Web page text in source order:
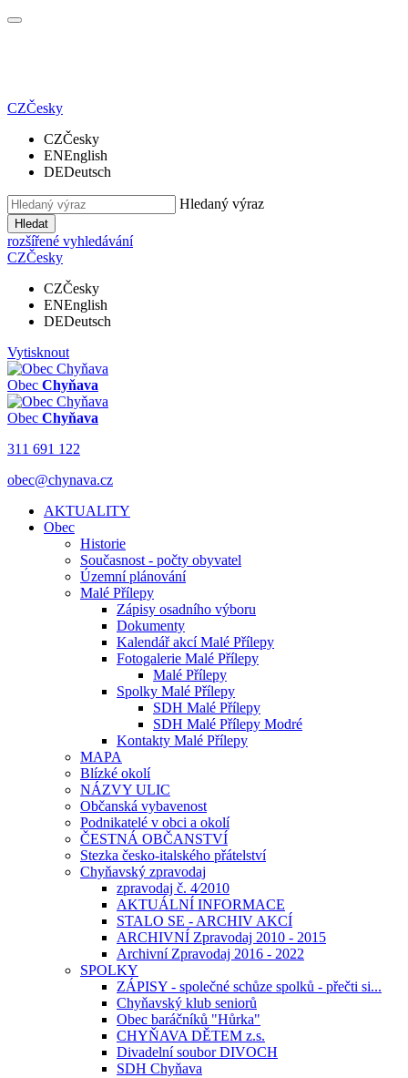
CZČesky
CZČesky
ENEnglish
DEDeutsch
Hledaný výraz
Hledat
rozšířené vyhledávání
CZČesky
CZČesky
ENEnglish
DEDeutsch
Vytisknout
Obec Chyňava
Obec Chyňava
311 691 122
obec@chynava.cz
AKTUALITY
Obec
Historie
Současnost - počty obyvatel
Územní plánování
Malé Přílepy
Zápisy osadního výboru
Dokumenty
Kalendář akcí Malé Přílepy
Fotogalerie Malé Přílepy
Malé Přílepy
Spolky Malé Přílepy
SDH Malé Přílepy
SDH Malé Přílepy Modré
Kontakty Malé Přílepy
MAPA
Blízké okolí
NÁZVY ULIC
Občanská vybavenost
Podnikatelé v obci a okolí
ČESTNÁ OBČANSTVÍ
Stezka česko-italského přátelství
Chyňavský zpravodaj
zpravodaj č. 4⁄2010
AKTUÁLNÍ INFORMACE
STALO SE - ARCHIV AKCÍ
ARCHIVNÍ Zpravodaj 2010 - 2015
Archivní Zpravodaj 2016 - 2022
SPOLKY
ZÁPISY - společné schůze spolků - přečti si...
Chyňavský klub seniorů
Obec baráčníků "Hůrka"
CHYŇAVA DĚTEM z.s.
Divadelní soubor DIVOCH
SDH Chyňava